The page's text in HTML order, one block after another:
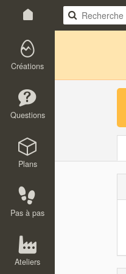
Créations
Questions
Plans
Pas à pas
Ateliers